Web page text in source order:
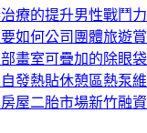
療的提升男性戰鬥力
如何公司團體旅遊
畫室可疊加的除眼袋
發熱貼休憩區熱泵
屋二胎市場新竹融資